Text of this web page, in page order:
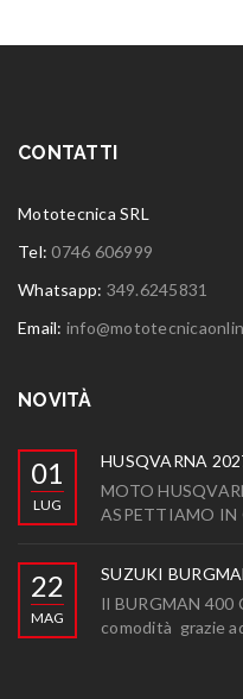
CONTATTI
Mototecnica SRL
Tel:0746 606999
Whatsapp: 349.6245831
Email:
NOVITÀ
01
LUG
HUSQVARNA
MOTO
ASPETTIAMO
22
MAG
SUZUKI
Il BURGMAN 400
comodità grazie